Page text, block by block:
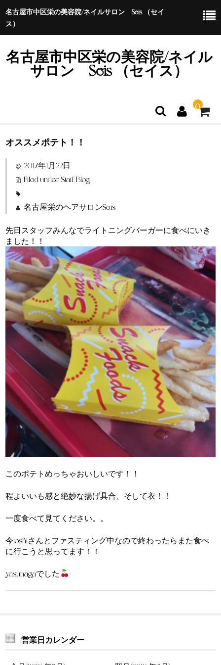
名古屋市中区栄の美容院/ネイルサロン Seis （セイ
ス）
名古屋市中区栄の美容院/ネイル
サロン Seis （セイス）
0
ホーム
特定商取引法に基づく表示
オススメポテト！！
2017年1月22日
Filed under:Staff Blog
名古屋栄のヘアサロンSeis
先日スタッフみんなでライトニングバーガーに食べにいき
ました！！
このポテトめっちゃおいしいです！！
程よいいも感と絶妙な揚げ具合、そして衣！！
一度食べて見てください。。
今toshiさんとファスティング中なので終わったらまた食べ
に行こうと思ってます！！
yasunagaでした
営業日カレンダー